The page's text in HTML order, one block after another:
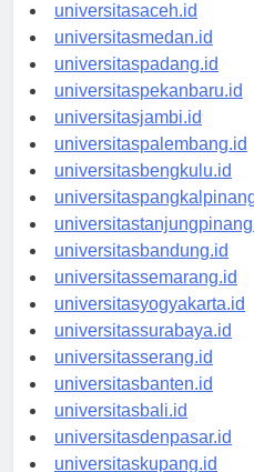
universitasaceh.id
universitasmedan.id
universitaspadang.id
universitaspekanbaru.id
universitasjambi.id
universitaspalembang.id
universitasbengkulu.id
universitasbandung.id
universitassemarang.id
universitasyogyakarta.id
universitassurabaya.id
universitasserang.id
universitasbanten.id
universitasbali.id
universitasdenpasar.id